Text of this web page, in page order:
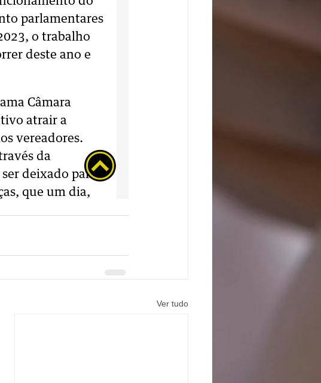
Ver tudo